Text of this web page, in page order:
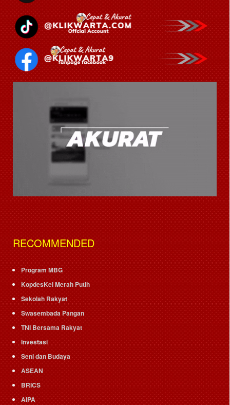
RECOMMENDED
Program MBG
KopdesKel Merah Putih
Sekolah Rakyat
Swasembada Pangan
TNI Bersama Rakyat
Investasi
Seni dan Budaya
ASEAN
BRICS
AIPA